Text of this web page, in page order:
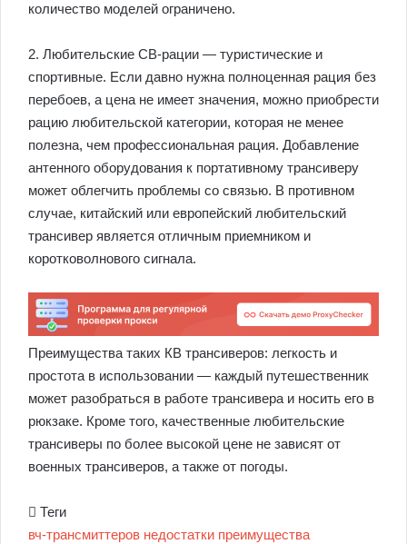
количество моделей ограничено.
2. Любительские СВ-рации — туристические и
спортивные. Если давно нужна полноценная рация без
перебоев, а цена не имеет значения, можно приобрести
рацию любительской категории, которая не менее
полезна, чем профессиональная рация. Добавление
антенного оборудования к портативному трансиверу
может облегчить проблемы со связью. В противном
случае, китайский или европейский любительский
трансивер является отличным приемником и
коротковолнового сигнала.
Преимущества таких КВ трансиверов: легкость и
простота в использовании — каждый путешественник
может разобраться в работе трансивера и носить его в
рюкзаке. Кроме того, качественные любительские
трансиверы по более высокой цене не зависят от
военных трансиверов, а также от погоды.
Теги
вч-трансмиттеров недостатки преимущества